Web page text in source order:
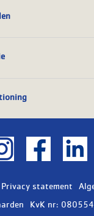
Privacy statement
KvK nr: